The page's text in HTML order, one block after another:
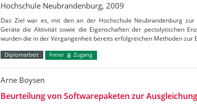
Hochschule Neubrandenburg, 2009
Das Ziel war es, mit den an der Hochschule Neubrandenburg zur
Geräte die Aktivität sowie die Eigenschaften der pectolytischen
wurden die in der Vergangenheit bereits erfolgreichen Methoden zur
Diplomarbeit Freier Zugang
Arne Boysen
Beurteilung von Softwarepaketen zur